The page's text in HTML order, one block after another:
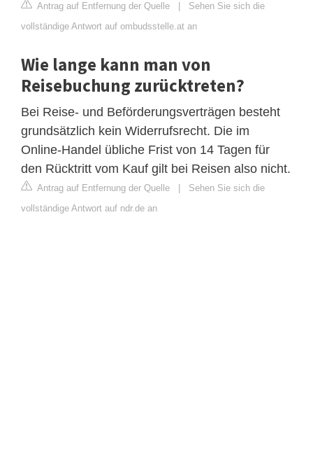
Antrag auf Entfernung der Quelle
Sehen Sie sich die
vollständige Antwort auf ombudsstelle.at an
Wie lange kann man von
Reisebuchung zurücktreten?
Bei Reise- und Beförderungsverträgen besteht
grundsätzlich kein Widerrufsrecht. Die im
Online-Handel übliche Frist von 14 Tagen für
den Rücktritt vom Kauf gilt bei Reisen also nicht.
Antrag auf Entfernung der Quelle
Sehen Sie sich die
vollständige Antwort auf ndr.de an